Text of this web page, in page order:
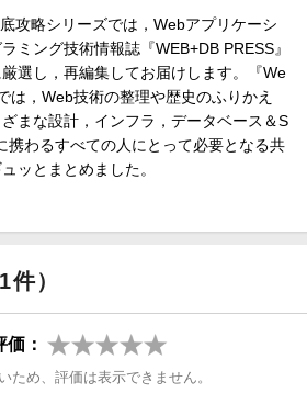
攻略シリーズでは，Webアプリケーシ
ミング技術情報誌『WEB+DB PRESS』
選し，再編集してお届けします。『We
は，Web技術の整理や歴史のふりかえ
まな設計，インフラ，データベース＆S
携わるすべての人にとって必要となる共
ッとまとめました。
）
価：
ため、評価は表示できません。